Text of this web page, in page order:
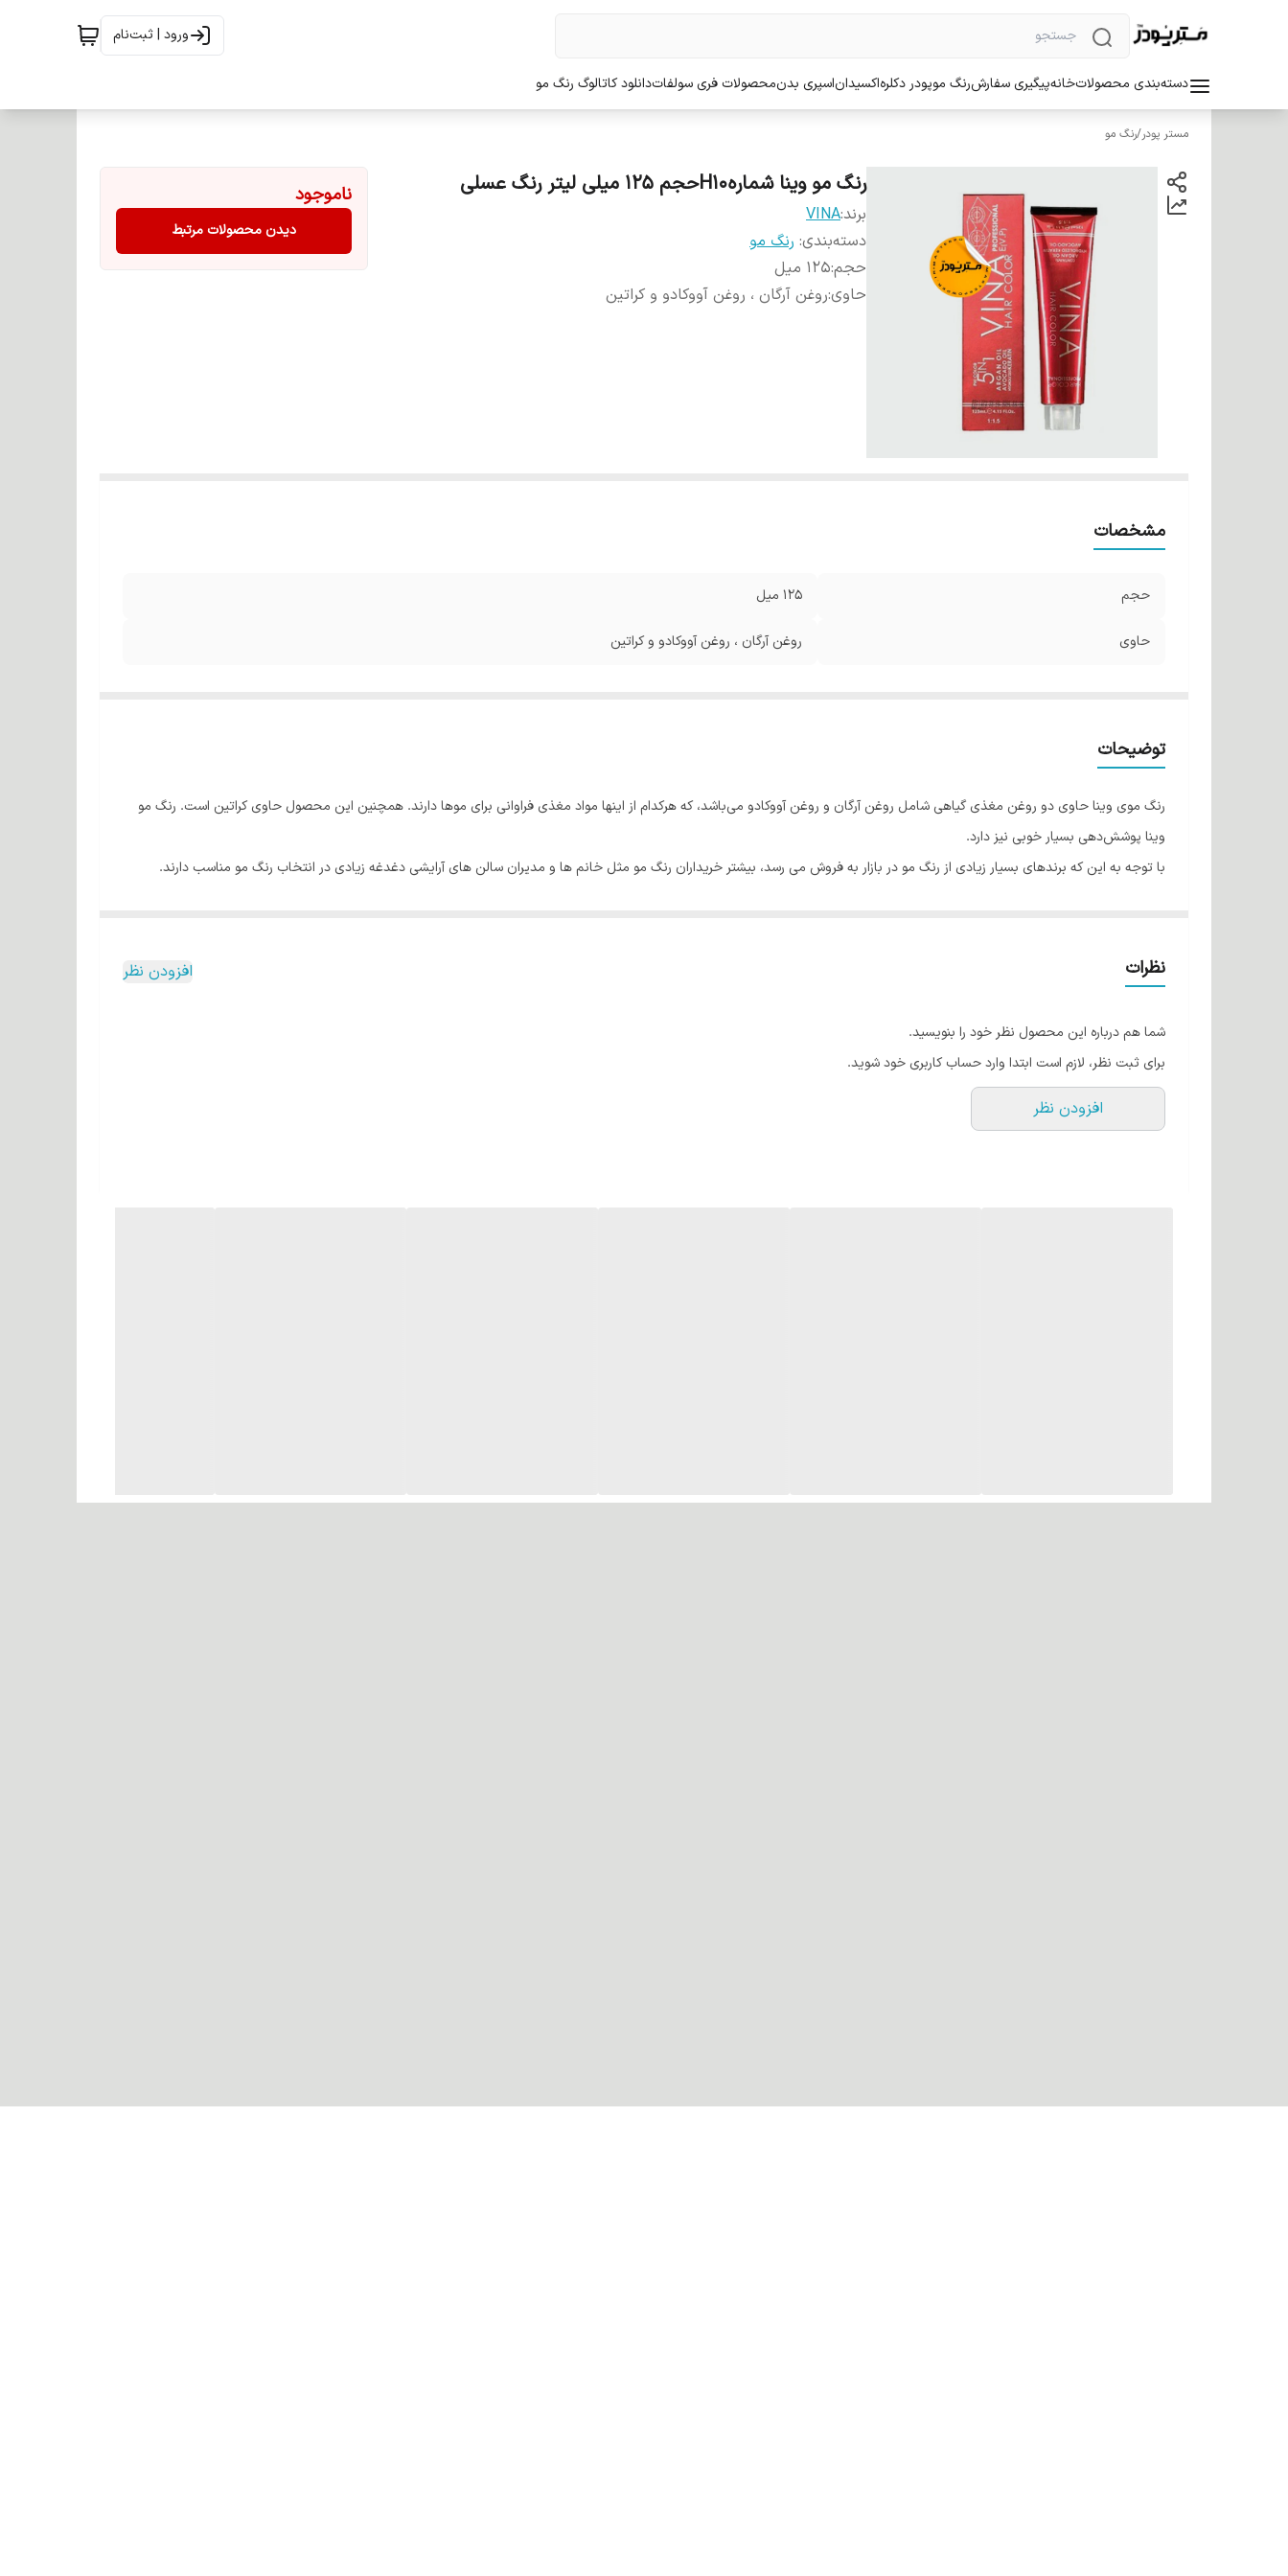
ورود | ثبت‌نام
دسته‌بندی محصولاتخانهپیگیری سفارشرنگ موپودر دکلرهاکسیداناسپری بدنمحصولات فری سولفاتدانلود کاتالوگ رنگ مو
مستر پودر/رنگ مو
رنگ مو وینا شمارهH10حجم 125 میلی لیتر رنگ عسلی
برند:VINA
دسته‌بندی: رنگ مو
حجم:125 میل
حاوی:روغن آرگان ، روغن آووکادو و کراتین
ناموجود
دیدن محصولات مرتبط
مشخصات
حجم 125 میل
حاوی روغن آرگان ، روغن آووکادو و کراتین
توضیحات
رنگ موی وینا حاوی دو روغن مغذی گیاهی شامل روغن آرگان و روغن آووکادو می‌باشد، که هرکدام از اینها مواد مغذی فراوانی برای موها دارند. همچنین این محصول حاوی کراتین است. رنگ مو
وینا پوشش‌دهی بسیار خوبی نیز دارد.
با توجه به این که برندهای بسیار زیادی از رنگ مو در بازار به فروش می رسد، بیشتر خریداران رنگ مو مثل خانم ها و مدیران سالن های آرایشی دغدغه زیادی در انتخاب رنگ مو مناسب دارند.
نگران مقدار آمونیاک در این رنگ نباشید. باید این نکته را بدانید که میزان آمونیاک رنگ موی وینا بسیار کم است.
نظرات افزودن نظر
شما هم درباره این محصول نظر خود را بنویسید.
برای ثبت نظر، لازم است ابتدا وارد حساب کاربری خود شوید.
افزودن نظر